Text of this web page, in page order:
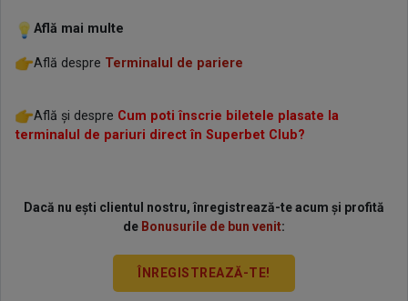
Află mai multe
Află despre Terminalul de pariere
Află și despre Cum poti înscrie biletele plasate la
terminalul de pariuri direct în Superbet Club?
Dacă nu ești clientul nostru, înregistrează-te acum și profită
de Bonusurile de bun venit:
ÎNREGISTREAZĂ-TE!